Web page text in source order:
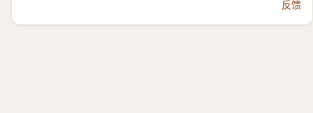
反馈